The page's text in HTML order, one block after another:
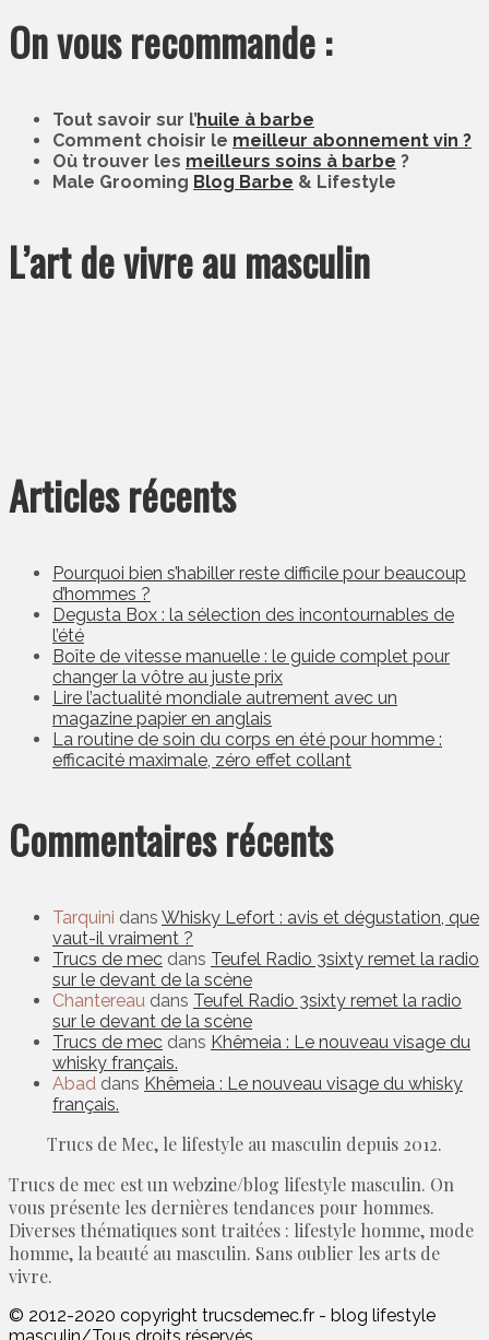
On vous recommande :
Tout savoir sur l’huile à barbe
Comment choisir le meilleur abonnement vin ?
Où trouver les meilleurs soins à barbe ?
Male Grooming Blog Barbe & Lifestyle
L’art de vivre au masculin
Articles récents
Pourquoi bien s’habiller reste difficile pour beaucoup
d’hommes ?
Degusta Box : la sélection des incontournables de
l’été
Boîte de vitesse manuelle : le guide complet pour
changer la vôtre au juste prix
Lire l’actualité mondiale autrement avec un
magazine papier en anglais
La routine de soin du corps en été pour homme :
efficacité maximale, zéro effet collant
Commentaires récents
Tarquini dans Whisky Lefort : avis et dégustation, que
vaut-il vraiment ?
Trucs de mec dans Teufel Radio 3sixty remet la radio
sur le devant de la scène
Chantereau dans Teufel Radio 3sixty remet la radio
sur le devant de la scène
Trucs de mec dans Khêmeia : Le nouveau visage du
whisky français.
Abad dans Khêmeia : Le nouveau visage du whisky
français.
Trucs de Mec, le lifestyle au masculin depuis 2012.
Trucs de mec est un webzine/blog lifestyle masculin. On
vous présente les dernières tendances pour hommes.
Diverses thématiques sont traitées : lifestyle homme, mode
homme, la beauté au masculin. Sans oublier les arts de
vivre.
© 2012-2020 copyright trucsdemec.fr - blog lifestyle
masculin/Tous droits réservés